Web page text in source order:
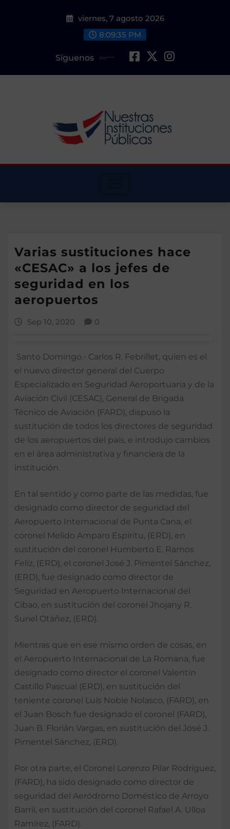
viernes, 7 agosto 2026
8:09:36 PM
Síguenos
Varias sustituciones hace
«CESAC» a los jefes de
seguridad en los
aeropuertos
Sep 10, 2020 0
Santo Domingo.- Carlos R. Febrillet, quien es el
el nuevo director general del Cuerpo
Especializado en Seguridad Aeroportuaria y de la
Aviación Civil (CESAC), General de Brigada
Técnico de Aviación (FARD), dispuso la
sustitución de todos los directores de seguridad
de los aeropuertos del país, e introdujo cambios
en el área administrativa y financiera de la
institución.
En tal sentido y como parte de las medidas, fue
designado como director de seguridad del
Aeropuerto Internacional de Punta Cana, el
coronel Melido Amparo Espíritu, (ERD), en
sustitución del coronel Humberto E. Ramos
Feliz, (ERD), el coronel José J. Pimentel Sánchez,
(ERD), fue designado como director de
Seguridad en Aeropuerto Internacional del
Cibao, en sustitución del coronel Jhojany R.
Suriel Otáñez, (ERD).
Mientras que en ese mismo orden de cosas, en
el Aeropuerto Internacional de La Romana, fue
designado como director el coronel Valentín
Castillo Pascual (ERD), en sustitución del
teniente coronel Luís Noble Nolasco, (FARD), en
el Juan Bosch fue designado el coronel (FARD),
Juan B. Florián Vargas, en sustitución del José J.
Pimentel Sánchez, (ERD).
Por otra parte, el Coronel Lorenzo Pilar Rodríguez,
(FARD), ha sido designado como director de
seguridad del Aeródromo Doméstico de Arroyo
Barril, en sustitución del coronel Rafael A. Ulloa
Ramírez, (FARD).